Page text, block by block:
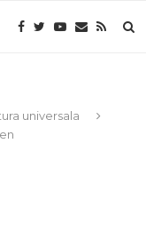
universala